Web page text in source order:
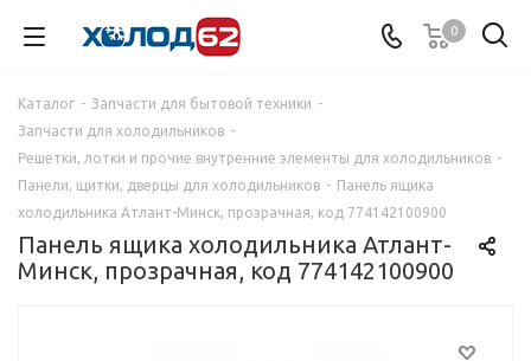
0
Каталог - Запчасти для бытовой техники -
Запчасти для холодильников -
Решетки, лотки и прочие внутренние элементы для холодильников -
Панели, щитки, дверцы для холодильников - Панель ящика
холодильника Атлант-Минск, прозрачная, код 774142100900
Панель ящика холодильника Атлант-
Минск, прозрачная, код 774142100900